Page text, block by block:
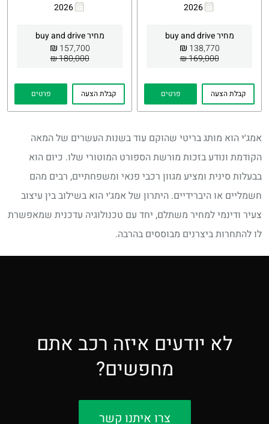
2026
מחיר buy and drive
138,770
₪
169,000 ₪
Whatsapp
קבלת הצעה פרטים
2026
מחיר buy and drive
157,700
₪
180,000 ₪
Whatsapp
קבלת הצעה פרטים
אמג׳י הוא מותג בריטי שהוקם עוד בשנות העשרים של המאה
הקודמת ונודע בזכות מורשת הספורט המוטורי שלו. כיום הוא
בבעלות סינית ומציע מגוון רכבי פנאי ומשפחתיים, רבים מהם
חשמליים או היברידיים. היתרון של אמג׳י הוא בשילוב בין עיצוב
צעיר ודינמי למחיר משתלם, יחד עם טכנולוגיה עדכנית שמאפשרת
לו להתחרות ביצרנים מבוססים בהרבה.
לא יודעים איזה רכב אתם
מחפשים?
צרו איתנו קשר